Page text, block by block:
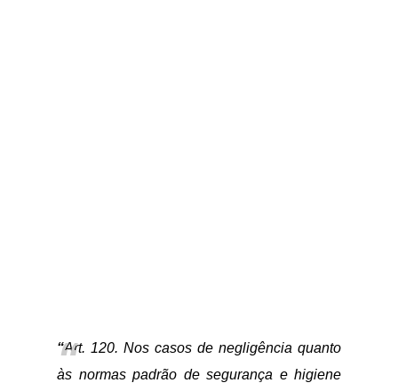
“Art. 120. Nos casos de negligência quanto
às normas padrão de segurança e higiene